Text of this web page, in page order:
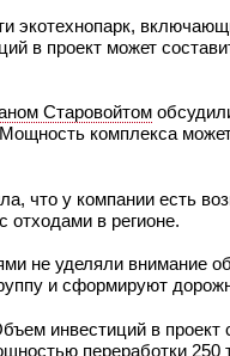
экотехнопарк,
в проект может
Старовойтом
Мощность комплекса
что у компании есть
отходами в регионе.
не уделяли внимание
и сформируют
инвестиций в проект
переработки 250